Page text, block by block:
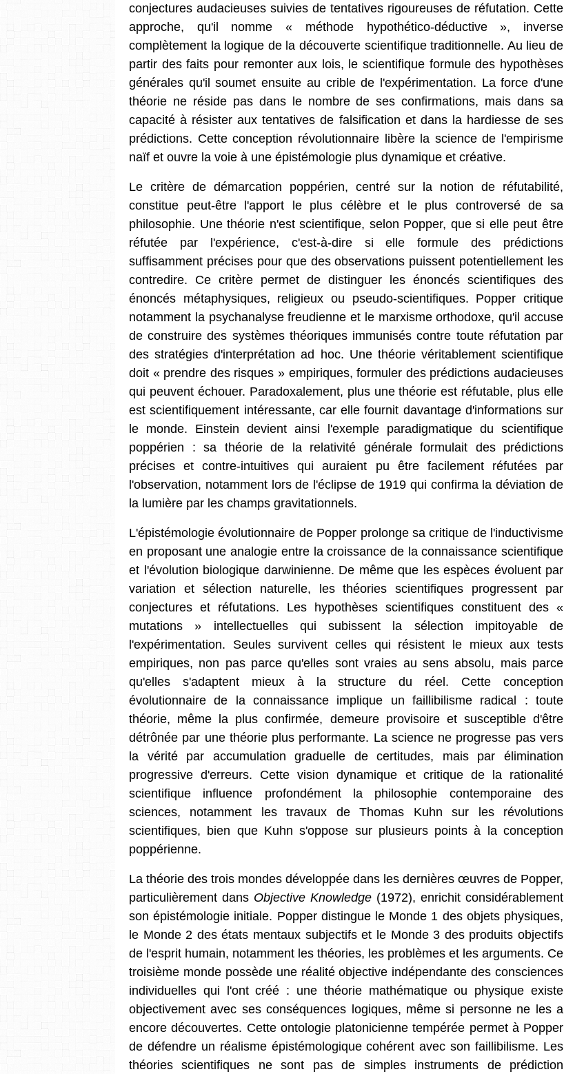
conjectures audacieuses suivies de tentatives rigoureuses de réfutation. Cette
approche, qu'il nomme « méthode hypothético-déductive », inverse
complètement la logique de la découverte scientifique traditionnelle. Au lieu de
partir des faits pour remonter aux lois, le scientifique formule des hypothèses
générales qu'il soumet ensuite au crible de l'expérimentation. La force d'une
théorie ne réside pas dans le nombre de ses confirmations, mais dans sa
capacité à résister aux tentatives de falsification et dans la hardiesse de ses
prédictions. Cette conception révolutionnaire libère la science de l'empirisme
naïf et ouvre la voie à une épistémologie plus dynamique et créative.
Le critère de démarcation poppérien, centré sur la notion de réfutabilité,
constitue peut-être l'apport le plus célèbre et le plus controversé de sa
philosophie. Une théorie n'est scientifique, selon Popper, que si elle peut être
réfutée par l'expérience, c'est-à-dire si elle formule des prédictions
suffisamment précises pour que des observations puissent potentiellement les
contredire. Ce critère permet de distinguer les énoncés scientifiques des
énoncés métaphysiques, religieux ou pseudo-scientifiques. Popper critique
notamment la psychanalyse freudienne et le marxisme orthodoxe, qu'il accuse
de construire des systèmes théoriques immunisés contre toute réfutation par
des stratégies d'interprétation ad hoc. Une théorie véritablement scientifique
doit « prendre des risques » empiriques, formuler des prédictions audacieuses
qui peuvent échouer. Paradoxalement, plus une théorie est réfutable, plus elle
est scientifiquement intéressante, car elle fournit davantage d'informations sur
le monde. Einstein devient ainsi l'exemple paradigmatique du scientifique
poppérien : sa théorie de la relativité générale formulait des prédictions
précises et contre-intuitives qui auraient pu être facilement réfutées par
l'observation, notamment lors de l'éclipse de 1919 qui confirma la déviation de
la lumière par les champs gravitationnels.
L'épistémologie évolutionnaire de Popper prolonge sa critique de l'inductivisme
en proposant une analogie entre la croissance de la connaissance scientifique
et l'évolution biologique darwinienne. De même que les espèces évoluent par
variation et sélection naturelle, les théories scientifiques progressent par
conjectures et réfutations. Les hypothèses scientifiques constituent des «
mutations » intellectuelles qui subissent la sélection impitoyable de
l'expérimentation. Seules survivent celles qui résistent le mieux aux tests
empiriques, non pas parce qu'elles sont vraies au sens absolu, mais parce
qu'elles s'adaptent mieux à la structure du réel. Cette conception
évolutionnaire de la connaissance implique un faillibilisme radical : toute
théorie, même la plus confirmée, demeure provisoire et susceptible d'être
détrônée par une théorie plus performante. La science ne progresse pas vers
la vérité par accumulation graduelle de certitudes, mais par élimination
progressive d'erreurs. Cette vision dynamique et critique de la rationalité
scientifique influence profondément la philosophie contemporaine des
sciences, notamment les travaux de Thomas Kuhn sur les révolutions
scientifiques, bien que Kuhn s'oppose sur plusieurs points à la conception
poppérienne.
La théorie des trois mondes développée dans les dernières œuvres de Popper,
particulièrement dans Objective Knowledge (1972), enrichit considérablement
son épistémologie initiale. Popper distingue le Monde 1 des objets physiques,
le Monde 2 des états mentaux subjectifs et le Monde 3 des produits objectifs
de l'esprit humain, notamment les théories, les problèmes et les arguments. Ce
troisième monde possède une réalité objective indépendante des consciences
individuelles qui l'ont créé : une théorie mathématique ou physique existe
objectivement avec ses conséquences logiques, même si personne ne les a
encore découvertes. Cette ontologie platonicienne tempérée permet à Popper
de défendre un réalisme épistémologique cohérent avec son faillibilisme. Les
théories scientifiques ne sont pas de simples instruments de prédiction